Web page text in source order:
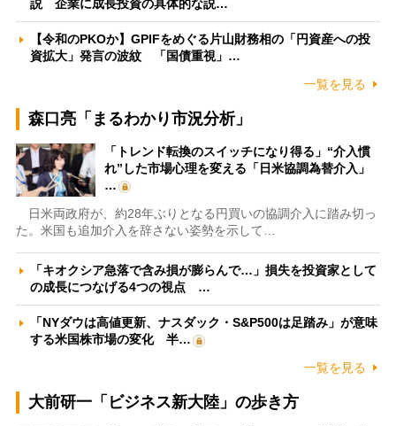
説 企業に成長投資の具体的な説…
【令和のPKOか】GPIFをめぐる片山財務相の「円資産への投
資拡大」発言の波紋 「国債重視」…
一覧を見る
森口亮「まるわかり市況分析」
「トレンド転換のスイッチになり得る」“介入慣
れ”した市場心理を変える「日米協調為替介入」
…
日米両政府が、約28年ぶりとなる円買いの協調介入に踏み切っ
た。米国も追加介入を辞さない姿勢を示して…
「キオクシア急落で含み損が膨らんで…」損失を投資家として
の成長につなげる4つの視点 …
「NYダウは高値更新、ナスダック・S&P500は足踏み」が意味
する米国株市場の変化 半…
一覧を見る
大前研一「ビジネス新大陸」の歩き方